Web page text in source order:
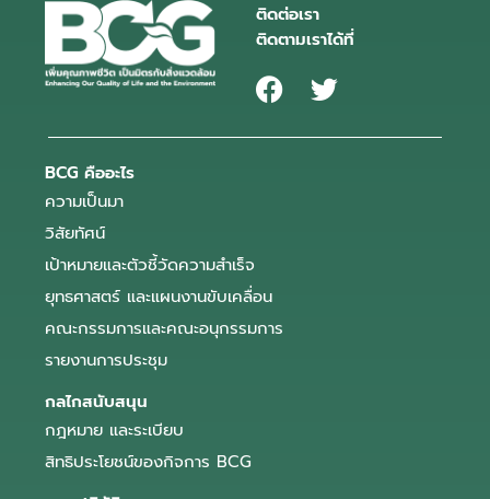
ติดต่อเรา
ติดตามเราได้ที่
BCG คืออะไร
ความเป็นมา
วิสัยทัศน์
เป้าหมายและตัวชี้วัดความสำเร็จ
ยุทธศาสตร์ และแผนงานขับเคลื่อน
คณะกรรมการและคณะอนุกรรมการ
รายงานการประชุม
กลไกสนับสนุน
กฎหมาย และระเบียบ
สิทธิประโยชน์ของกิจการ BCG